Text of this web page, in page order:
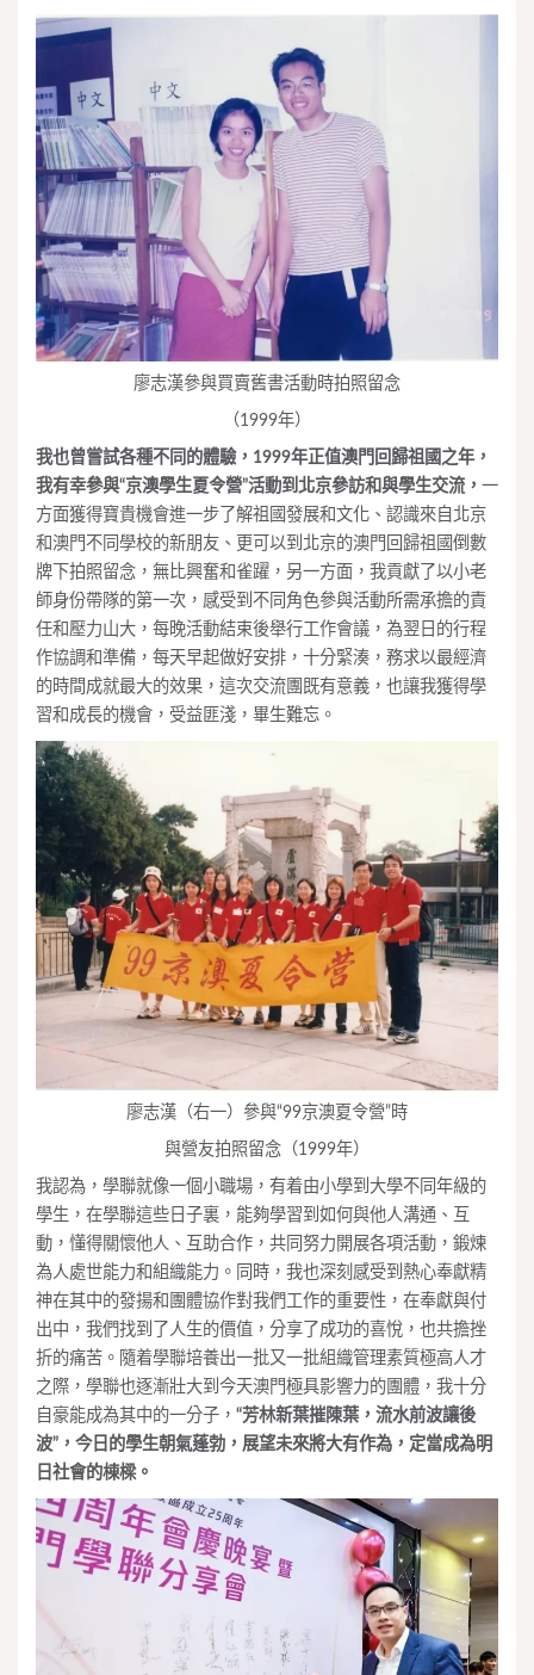
廖志漢參與買賣舊書活動時拍照留念
（1999年）
我也曾嘗試各種不同的體驗，1999年正值澳門回歸祖國之年，
我有幸參與“京澳學生夏令營”活動到北京參訪和與學生交流， 一
方面獲得寶貴機會進一步了解祖國發展和文化、認識來自北京
和澳門不同學校的新朋友、更可以到北京的澳門回歸祖國倒數
牌下拍照留念，無比興奮和雀躍，另一方面，我貢獻了以小老
師身份帶隊的第一次，感受到不同角色參與活動所需承擔的責
任和壓力山大，每晚活動結束後舉行工作會議，為翌日的行程
作協調和準備，每天早起做好安排，十分緊湊，務求以最經濟
的時間成就最大的效果，這次交流團既有意義，也讓我獲得學
習和成長的機會，受益匪淺，畢生難忘。
廖志漢（右一）參與“99京澳夏令營”時
與營友拍照留念（1999年）
我認為，學聯就像一個小職場，有着由小學到大學不同年級的
學生，在學聯這些日子裏，能夠學習到如何與他人溝通、互
動，懂得關懷他人、互助合作，共同努力開展各項活動，鍛煉
為人處世能力和組織能力。同時，我也深刻感受到熱心奉獻精
神在其中的發揚和團體協作對我們工作的重要性，在奉獻與付
出中，我們找到了人生的價值，分享了成功的喜悅，也共擔挫
折的痛苦。隨着學聯培養出一批又一批組織管理素質極高人才
之際，學聯也逐漸壯大到今天澳門極具影響力的團體，我十分
自豪能成為其中的一分子， “芳林新葉摧陳葉，流水前波讓後
波”，今日的學生朝氣蓬勃，展望未來將大有作為，定當成為明
日社會的棟樑。